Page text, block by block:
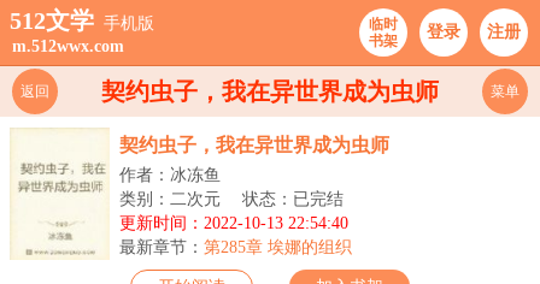
512文学 手机版
m.512wwx.com
临时
书架
登录 注册
契约虫子，我在异世界成为虫师
返回 菜单
契约虫子，我在异世界成为虫师
作者：冰冻鱼
类别：二次元
状态：已完结
更新时间：2022-10-13 22:54:40
最新章节： 第285章 埃娜的组织